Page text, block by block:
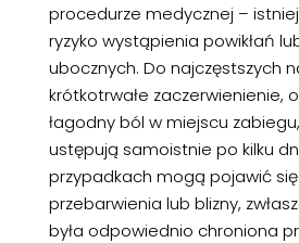
procedurze medycznej –
ryzyko wystąpienia powikłań
ubocznych. Do najczęstszych
krótkotrwałe zaczerwienienie,
łagodny ból w miejscu
ustępują samoistnie po kilku
przypadkach mogą pojawić
przebarwienia lub blizny,
była odpowiednio chroniona